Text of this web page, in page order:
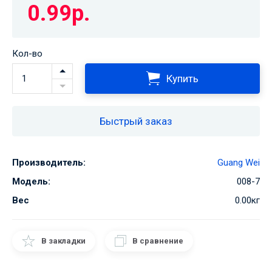
0.99р.
Кол-во
Купить
Быстрый заказ
Производитель:
Guang Wei
Модель:
008-7
Вес
0.00кг
В закладки В сравнение